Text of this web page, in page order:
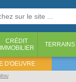
CRÉDIT
IMMOBILIER
TERRAINS
D'OEUVRE